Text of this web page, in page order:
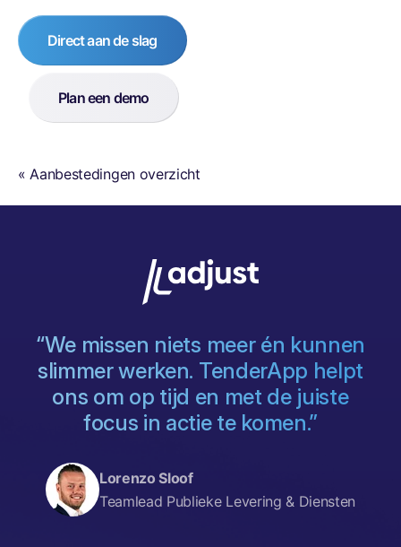
Direct aan de slag
Plan een demo
« Aanbestedingen overzicht
“We missen niets meer én kunnen
slimmer werken. TenderApp helpt
ons om op tijd en met de juiste
focus in actie te komen.”
Lorenzo Sloof
Teamlead Publieke Levering & Diensten